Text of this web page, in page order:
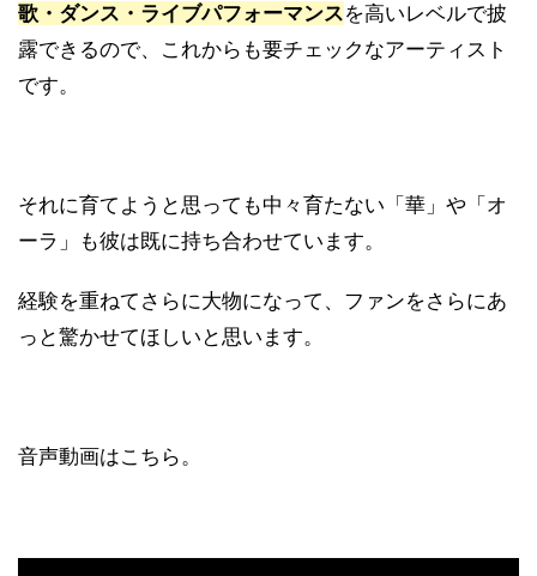
歌・ダンス・ライブパフォーマンスを高いレベルで披
露できるので、これからも要チェックなアーティスト
です。
それに育てようと思っても中々育たない「華」や「オ
ーラ」も彼は既に持ち合わせています。
経験を重ねてさらに大物になって、ファンをさらにあ
っと驚かせてほしいと思います。
音声動画はこちら。